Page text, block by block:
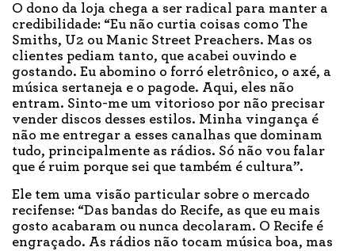
O dono da loja chega a ser radical para manter a
credibilidade: “Eu não curtia coisas como The
Smiths, U2 ou Manic Street Preachers. Mas os
clientes pediam tanto, que acabei ouvindo e
gostando. Eu abomino o forró eletrônico, o axé, a
música sertaneja e o pagode. Aqui, eles não
entram. Sinto-me um vitorioso por não precisar
vender discos desses estilos. Minha vingança é
não me entregar a esses canalhas que dominam
tudo, principalmente as rádios. Só não vou falar
que é ruim porque sei que também é cultura”.
Ele tem uma visão particular sobre o mercado
recifense: “Das bandas do Recife, as que eu mais
gosto acabaram ou nunca decolaram. O Recife é
engraçado. As rádios não tocam música boa, mas